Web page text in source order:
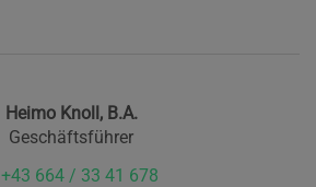
Heimo Knoll, B.A.
Geschäftsführer
+43 664 / 33 41 678